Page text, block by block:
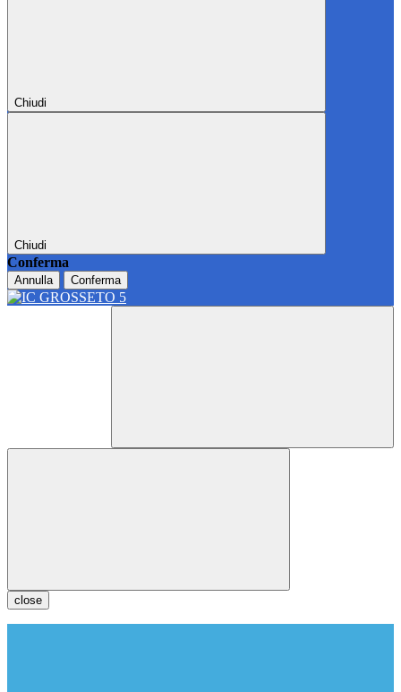
Chiudi
Chiudi
Conferma
Annulla Conferma
close